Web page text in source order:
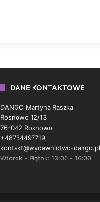
DANE KONTAKTOWE
DANGO Martyna Raszka
Rosnowo 12/13
76-042 Rosnowo
+48734497719
kontakt@wydawnictwo-dango.pl
Wtorek - Piątek: 13:00 - 16:00